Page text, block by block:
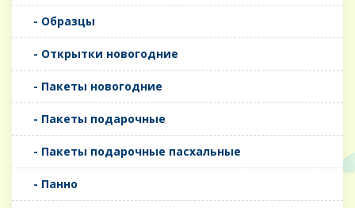
- Образцы
- Открытки новогодние
- Пакеты новогодние
- Пакеты подарочные
- Пакеты подарочные пасхальные
- Панно